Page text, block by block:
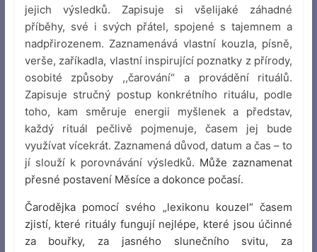
jejich výsledků. Zapisuje si všelijaké záhadné
příběhy, své i svých přátel, spojené s tajemnem a
nadpřirozenem. Zaznamenává vlastní kouzla, písně,
verše, zaříkadla, vlastní inspirující poznatky z přírody,
osobité způsoby ,,čarování“ a provádění rituálů.
Zapisuje stručný postup konkrétního rituálu, podle
toho, kam směruje energii myšlenek a představ,
každý rituál pečlivě pojmenuje, časem jej bude
využívat vícekrát. Zaznamená důvod, datum a čas – to
jí slouží k porovnávání výsledků. Může zaznamenat
přesné postavení Měsíce a dokonce počasí.
Čarodějka pomocí svého „lexikonu kouzel“ časem
zjistí, které rituály fungují nejlépe, které jsou účinné
za bouřky, za jasného slunečního svitu, za